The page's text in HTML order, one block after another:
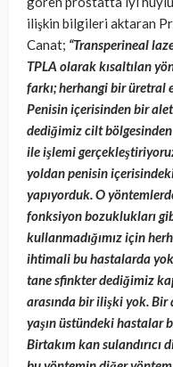
ilişkin bilgileri aktaran
Canat; “Transperineal
TPLA olarak kısaltılan
farkı; herhangi bir üretral
Penisin içerisinden bir
dediğimiz cilt
ile işlemi
yoldan penisin
yapıyorduk. O
fonksiyon bozuklukları
kullanmadığımız için
ihtimali bu hastalarda
tane sfinkter dediğimiz
arasında bir ilişki yok. Bir
yaşın üstündeki hastalar
Birtakım kan